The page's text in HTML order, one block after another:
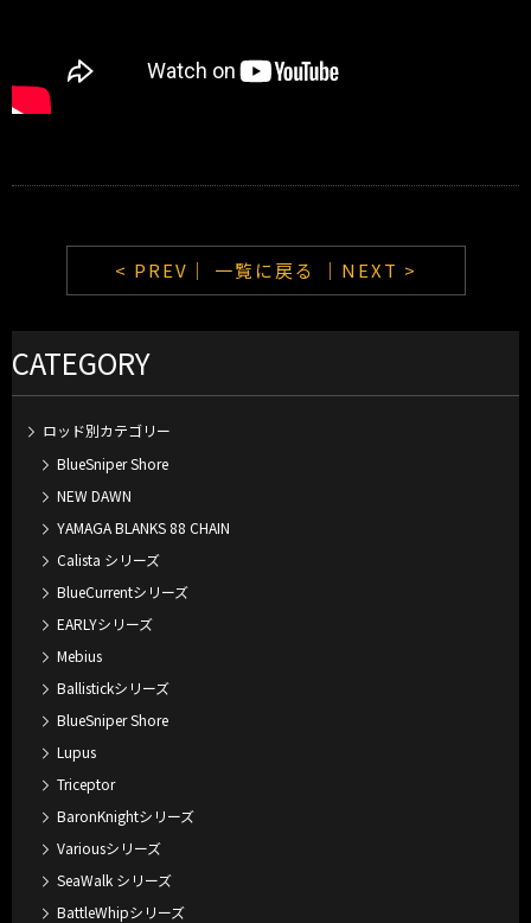
< PREV｜ 一覧に戻る ｜NEXT >
CATEGORY
ロッド別カテゴリー
BlueSniper Shore
NEW DAWN
YAMAGA BLANKS 88 CHAIN
Calista シリーズ
BlueCurrentシリーズ
EARLYシリーズ
Mebius
Ballistickシリーズ
BlueSniper Shore
Lupus
Triceptor
BaronKnightシリーズ
Variousシリーズ
SeaWalk シリーズ
BattleWhipシリーズ